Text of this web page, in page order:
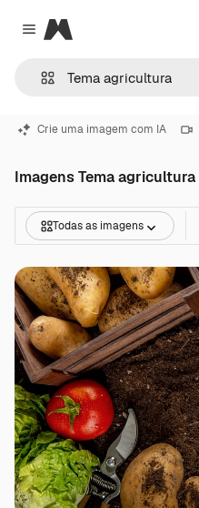
Close menu
Magnific
Crie uma imagem com IA
Imagens Tema agricultura
Todas as imagens